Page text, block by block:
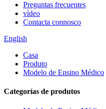
Preguntas frecuentes
vídeo
Contacta connosco
English
Casa
Produto
Modelo de Ensino Médico
Categorías de produtos